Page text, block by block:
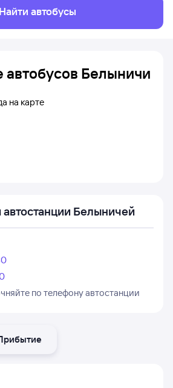
Найти автобусы
автобусов Белыничи
на карте
Белыничей
по телефону автостанции